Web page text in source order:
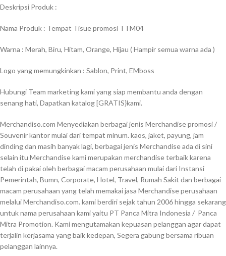
Deskripsi Produk :
Nama Produk : Tempat Tisue promosi TTM04
Warna : Merah, Biru, Hitam, Orange, Hijau ( Hampir semua warna ada )
Logo yang memungkinkan : Sablon, Print, EMboss
Hubungi Team marketing kami yang siap membantu anda dengan
senang hati, Dapatkan katalog [GRATIS}kami.
Merchandiso.com Menyediakan berbagai jenis Merchandise promosi /
Souvenir kantor mulai dari tempat minum. kaos, jaket, payung, jam
dinding dan masih banyak lagi, berbagai jenis Merchandise ada di sini
selain itu Merchandise kami merupakan merchandise terbaik karena
telah di pakai oleh berbagai macam perusahaan mulai dari Instansi
Pemerintah, Bumn, Corporate, Hotel, Travel, Rumah Sakit dan berbagai
macam perusahaan yang telah memakai jasa Merchandise perusahaan
melalui Merchandiso.com. kami berdiri sejak tahun 2006 hingga sekarang
untuk nama perusahaan kami yaitu PT Panca Mitra Indonesia / Panca
Mitra Promotion. Kami mengutamakan kepuasan pelanggan agar dapat
terjalin kerjasama yang baik kedepan, Segera gabung bersama ribuan
pelanggan lainnya.